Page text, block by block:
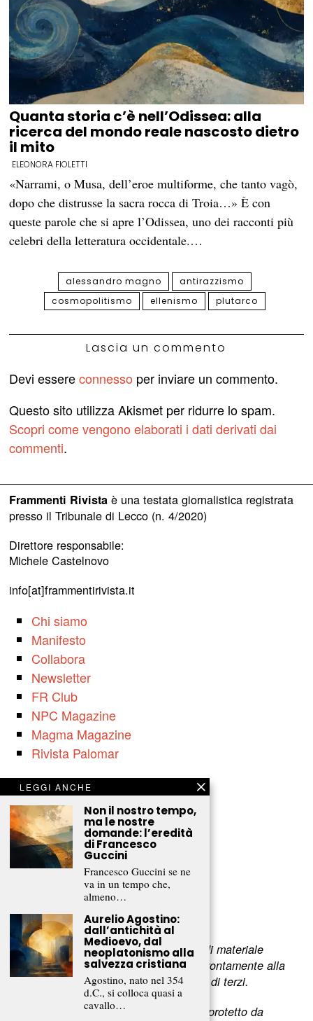
Quanta storia c’è nell’Odissea: alla
ricerca del mondo reale nascosto dietro
il mito
ELEONORA FIOLETTI
«Narrami, o Musa, dell’eroe multiforme, che tanto vagò,
dopo che distrusse la sacra rocca di Troia…» È con
queste parole che si apre l’Odissea, uno dei racconti più
celebri della letteratura occidentale.…
alessandro magno
antirazzismo
cosmopolitismo
ellenismo plutarco
Lascia un commento
Devi essereconnesso per inviare un commento.
Questo sito utilizza Akismet per ridurre lo spam.
Scopri come vengono elaborati i dati derivati dai
commenti.
Frammenti Rivistaè una testata giornalistica registrata
presso il Tribunale di Lecco (n. 4/2020)
Direttore responsabile:
Michele Castelnovo
info[at]frammentirivista.it
Chi siamo
Manifesto
Collabora
Newsletter
FR Club
NPC Magazine
Magma Magazine
Rivista Palomar
Associazione culturale
Il fascino degli intellettuali
Viale Filippo Turati 80
c/o Castelnovo
23900 Lecco (LC)
www.fascinointellettuali.it
info[at]fascinointellettuali.it
Per segnalare eventuali errori nell’uso di materiale
riservato,scriveteci e provvederemo prontamente alla
rimozione del materiale lesivo dei diritti di terzi.
L’intero contenuto di questo sito web è protetto da
LEGGI ANCHE
Non il nostro tempo,
ma le nostre
domande: l’eredità
di Francesco
Guccini
Francesco Guccini se ne
va in un tempo che,
almeno…
Aurelio Agostino:
dall’antichità al
Medioevo, dal
neoplatonismo alla
salvezza cristiana
Agostino, nato nel 354
d.C., si colloca quasi a
cavallo…